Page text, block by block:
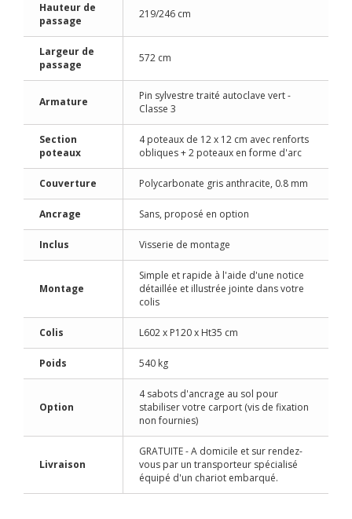
Hauteur de
passage
219/246 cm
Largeur de
passage
572 cm
Armature
Pin sylvestre traité autoclave vert -
Classe 3
Section
poteaux
4 poteaux de 12 x 12 cm avec renforts
obliques + 2 poteaux en forme d'arc
Couverture Polycarbonate gris anthracite, 0.8 mm
Ancrage Sans, proposé en option
Inclus Visserie de montage
Montage
Simple et rapide à l'aide d'une notice
détaillée et illustrée jointe dans votre
colis
Colis L602 x P120 x Ht35 cm
Poids 540 kg
Option
4 sabots d'ancrage au sol pour
stabiliser votre carport (vis de fixation
non fournies)
Livraison
GRATUITE - A domicile et sur rendez-
vous par un transporteur spécialisé
équipé d'un chariot embarqué.